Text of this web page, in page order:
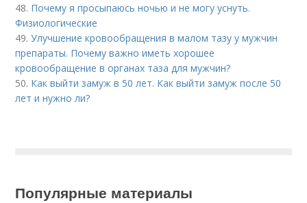
48. Почему я просыпаюсь ночью и не могу уснуть.
Физиологические
49.Улучшение кровообращения в малом тазу у мужчин
препараты. Почему важно иметь хорошее
кровообращение в органах таза для мужчин?
50. Как выйти замуж в 50 лет. Как выйти замуж после 50
лет и нужно ли?
Популярные материалы